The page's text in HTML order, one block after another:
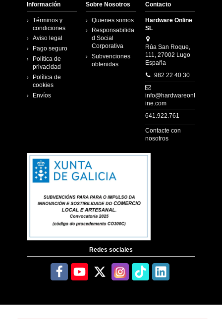
Información
Términos y
condiciones
Aviso legal
Pago seguro
Política de
privacidad
Política de
cookies
Envíos
Sobre Nosotros
Quienes somos
Responsabilida
d Social
Corporativa
Subvenciones
obtenidas
Contacto
Hardware Online
SL
Rúa San Roque,
111, 27002 Lugo
España
982 22 40 30
info@hardwareonl
ine.com
641.922.761
Contacte con
nosotros
Redes sociales